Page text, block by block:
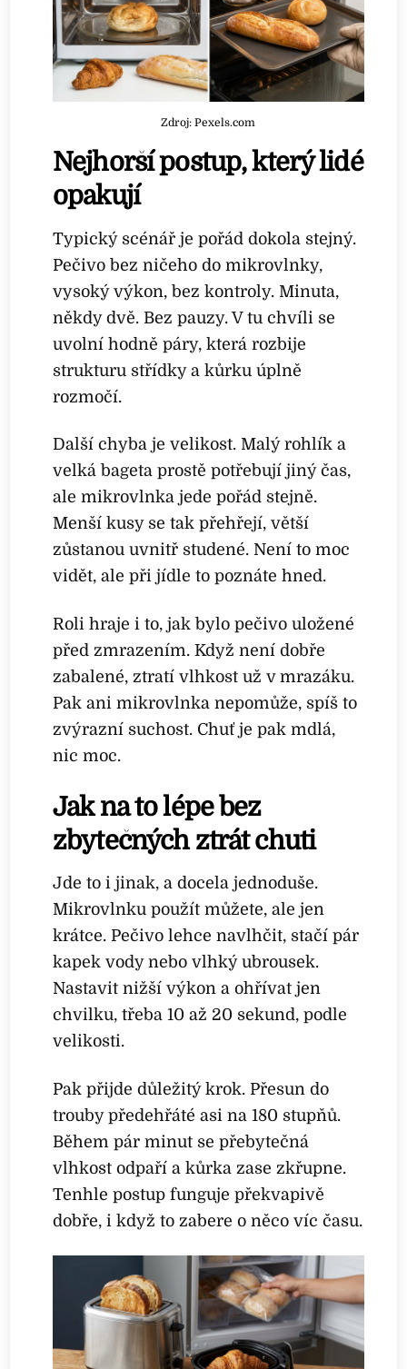
Zdroj: Pexels.com
Nejhorší postup, který lidé
opakují
Typický scénář je pořád dokola stejný.
Pečivo bez ničeho do mikrovlnky,
vysoký výkon, bez kontroly. Minuta,
někdy dvě. Bez pauzy. V tu chvíli se
uvolní hodně páry, která rozbije
strukturu střídky a kůrku úplně
rozmočí.
Další chyba je velikost. Malý rohlík a
velká bageta prostě potřebují jiný čas,
ale mikrovlnka jede pořád stejně.
Menší kusy se tak přehřejí, větší
zůstanou uvnitř studené. Není to moc
vidět, ale při jídle to poznáte hned.
Roli hraje i to, jak bylo pečivo uložené
před zmrazením. Když není dobře
zabalené, ztratí vlhkost už v mrazáku.
Pak ani mikrovlnka nepomůže, spíš to
zvýrazní suchost. Chuť je pak mdlá,
nic moc.
Jak na to lépe bez
zbytečných ztrát chuti
Jde to i jinak, a docela jednoduše.
Mikrovlnku použít můžete, ale jen
krátce. Pečivo lehce navlhčit, stačí pár
kapek vody nebo vlhký ubrousek.
Nastavit nižší výkon a ohřívat jen
chvilku, třeba 10 až 20 sekund, podle
velikosti.
Pak přijde důležitý krok. Přesun do
trouby předehřáté asi na 180 stupňů.
Během pár minut se přebytečná
vlhkost odpaří a kůrka zase zkřupne.
Tenhle postup funguje překvapivě
dobře, i když to zabere o něco víc času.